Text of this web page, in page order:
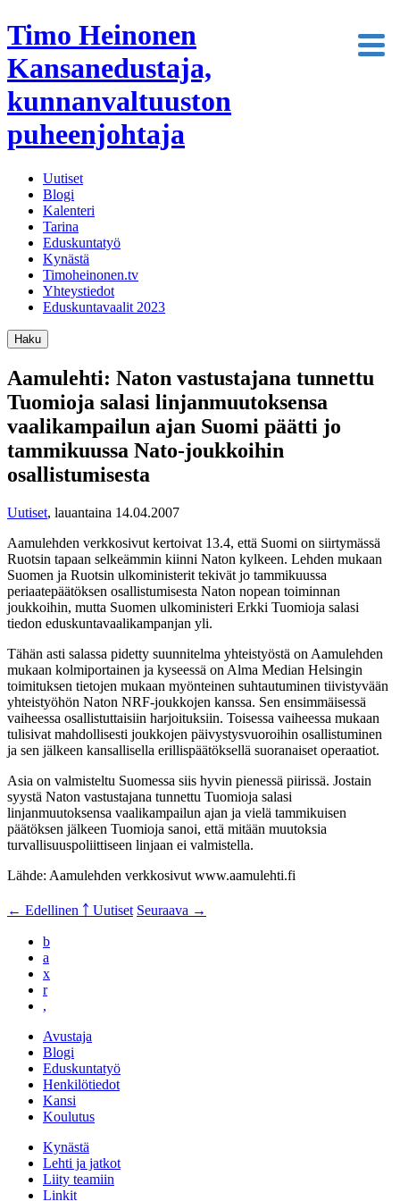
Timo Heinonen
Kansanedustaja,
kunnanvaltuuston
puheenjohtaja
Uutiset
Blogi
Kalenteri
Tarina
Eduskuntatyö
Kynästä
Timoheinonen.tv
Yhteystiedot
Eduskuntavaalit 2023
Haku
Aamulehti: Naton vastustajana tunnettu
Tuomioja salasi linjanmuutoksensa
vaalikampailun ajan Suomi päätti jo
tammikuussa Nato-joukkoihin
osallistumisesta
Uutiset, lauantaina 14.04.2007
Aamulehden verkkosivut kertoivat 13.4, että Suomi on siirtymässä
Ruotsin tapaan selkeämmin kiinni Naton kylkeen. Lehden mukaan
Suomen ja Ruotsin ulkoministerit tekivät jo tammikuussa
periaatepäätöksen osallistumisesta Naton nopean toiminnan
joukkoihin, mutta Suomen ulkoministeri Erkki Tuomioja salasi
tiedon eduskuntavaalikampanjan yli.
Tähän asti salassa pidetty suunnitelma yhteistyöstä on Aamulehden
mukaan kolmiportainen ja kyseessä on Alma Median Helsingin
toimituksen tietojen mukaan myönteinen suhtautuminen tiivistyvään
yhteistyöhön Naton NRF-joukkojen kanssa. Sen ensimmäisessä
vaiheessa osallistuttaisiin harjoituksiin. Toisessa vaiheessa mukaan
tulisivat mahdollisesti joukkojen päivystysvuoroihin osallistuminen
ja sen jälkeen kansallisella erillispäätöksellä suoranaiset operaatiot.
Asia on valmisteltu Suomessa siis hyvin pienessä piirissä. Jostain
syystä Naton vastustajana tunnettu Tuomioja salasi
linjanmuutoksensa vaalikampailun ajan ja vielä tammikuisen
päätöksen jälkeen Tuomioja sanoi, että mitään muutoksia
turvallisuuspoliittiseen linjaan ei valmistella.
Lähde: Aamulehden verkkosivut www.aamulehti.fi
← Edellinen ￪ Uutiset Seuraava →
b
a
x
r
,
Avustaja
Blogi
Eduskuntatyö
Henkilötiedot
Kansi
Koulutus
Kynästä
Lehti ja jatkot
Liity teamiin
Linkit